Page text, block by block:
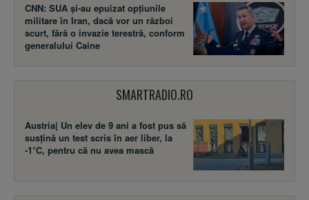
CNN: SUA şi-au epuizat opțiunile
militare în Iran, dacă vor un război
scurt, fără o invazie terestră, conform
generalului Caine
SMARTRADIO.RO
Austria| Un elev de 9 ani a fost pus să
susţină un test scris în aer liber, la
-1°C, pentru că nu avea mască